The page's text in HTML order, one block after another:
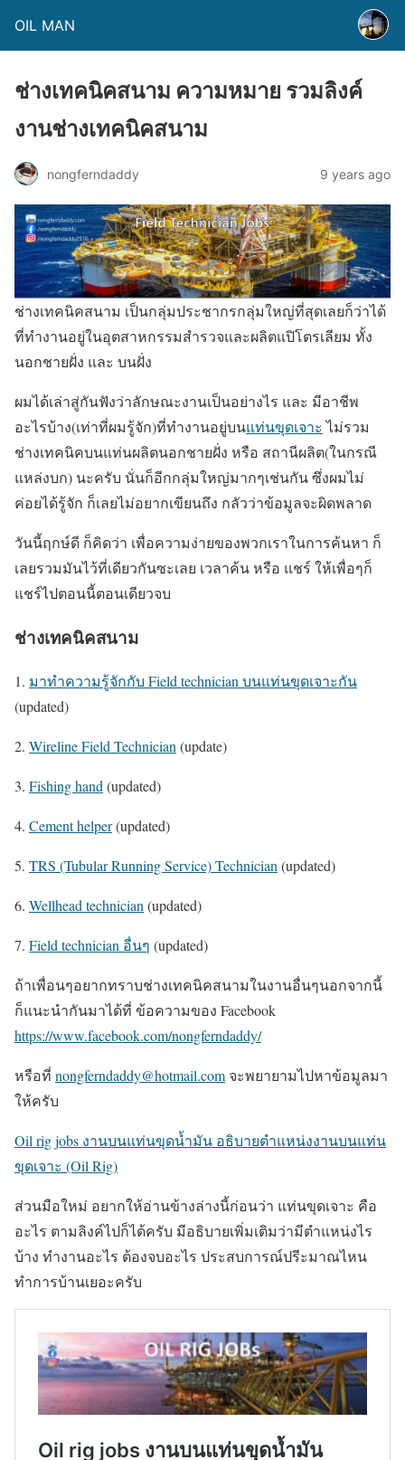
OIL MAN
ช่างเทคนิคสนาม ความหมาย รวมลิงค์
งานช่างเทคนิคสนาม
nongferndaddy 9 years ago
ช่างเทคนิคสนาม เป็นกลุ่มประชากรกลุ่มใหญ่ที่สุดเลยก็ว่าได้
ที่ทำงานอยู่ในอุตสาหกรรมสำรวจและผลิตแปิโตรเลียม ทั้ง
นอกชายฝั่ง และ บนฝั่ง
ผมได้เล่าสู่กันฟังว่าลักษณะงานเป็นอย่างไร และ มีอาชีพ
อะไรบ้าง(เท่าที่ผมรู้จัก)ที่ทำงานอยู่บนแท่นขุดเจาะ ไม่รวม
ช่างเทคนิคบนแท่นผลิตนอกชายฝั่ง หรือ สถานีผลิต(ในกรณี
แหล่งบก) นะครับ นั่นก็อีกกลุ่มใหญ่มากๆเช่นกัน ซึ่งผมไม่
ค่อยได้รู้จัก ก็เลยไม่อยากเขียนถึง กลัวว่าข้อมูลจะผิดพลาด
วันนี้ฤกษ์ดี ก็คิดว่า เพื่อความง่ายของพวกเราในการค้นหา ก็
เลยรวมมันไว้ที่เดียวกันซะเลย เวลาค้น หรือ แชร์ ให้เพื่อๆก็
แชร์ไปตอนนี้ตอนเดียวจบ
ช่างเทคนิคสนาม
1. มาทำความรู้จักกับ Field technician บนแท่นขุดเจาะกัน
(updated)
2. Wireline Field Technician(update)
3. Fishing hand(updated)
4. Cement helper(updated)
5. TRS (Tubular Running Service) Technician(updated)
6. Wellhead technician(updated)
7. Field technician อื่นๆ (updated)
ถ้าเพื่อนๆอยากทราบช่างเทคนิคสนามในงานอื่นๆนอกจากนี้
ก็แนะนำกันมาได้ที่ ข้อความของ Facebook
https://www.facebook.com/nongferndaddy/
หรือที่ nongferndaddy@hotmail.comจะพยายามไปหาข้อมูลมา
ให้ครับ
Oil rig jobs งานบนแท่นขุดน้ำมัน อธิบายตำแหน่งงานบนแท่น
ขุดเจาะ (Oil Rig)
ส่วนมือใหม่ อยากให้อ่านข้างล่างนี้ก่อนว่า แท่นขุดเจาะ คือ
อะไร ตามลิงค์ไปก็ได้ครับ มีอธิบายเพิ่มเติมว่ามีตำแหน่งไร
บ้าง ทำงานอะไร ต้องจบอะไร ประสบการณ์ปรีะมาณไหน
ทำการบ้านเยอะครับ